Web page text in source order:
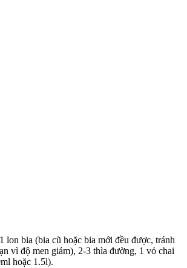
1 lon bia (bia cũ hoặc bia mới đều được, tránh
vì độ men giảm), 2-3 thìa đường, 1 vỏ chai
hoặc 1.5l).